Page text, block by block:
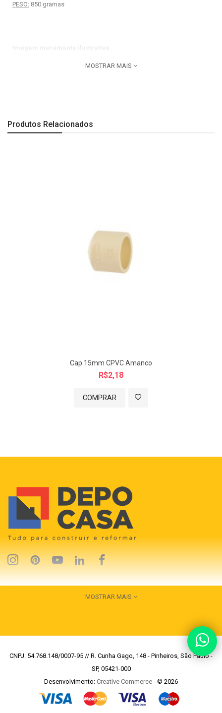
PESO: 850 gramas
MOSTRAR MAIS
Produtos Relacionados
Cap 15mm CPVC Amanco
R$2,18
COMPRAR
MOSTRAR MAIS
CNPJ: 54.768.148/0007-95 // R. Cunha Gago, 148 - Pinheiros, São Paulo -
SP, 05421-000
Desenvolvimento: Creative Commerce - © 2026